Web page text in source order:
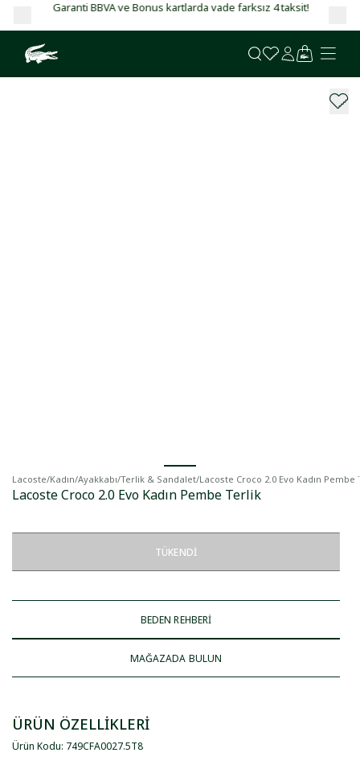
Garanti BBVA ve Bonus kartlarda vade farksız 4 taksit!
Lacoste/Kadın/Ayakkabı/Terlik & Sandalet/Lacoste Croco 2.0 Evo Kadın Pembe
Lacoste Croco 2.0 Evo Kadın Pembe Terlik
TÜKENDI
BEDEN REHBERİ
MAĞAZADA BULUN
ÜRÜN ÖZELLİKLERİ
Ürün Kodu: 749CFA0027.5T8